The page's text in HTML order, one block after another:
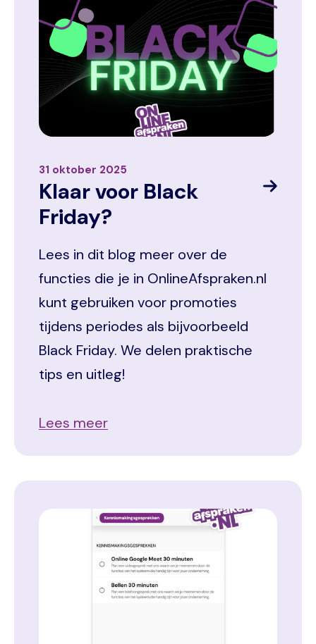
31 oktober 2025
Klaar voor Black
Friday?
Lees in dit blog meer over de
functies die je in OnlineAfspraken.nl
kunt gebruiken voor promoties
tijdens periodes als bijvoorbeeld
Black Friday. We delen praktische
tips en uitleg!
Lees meer